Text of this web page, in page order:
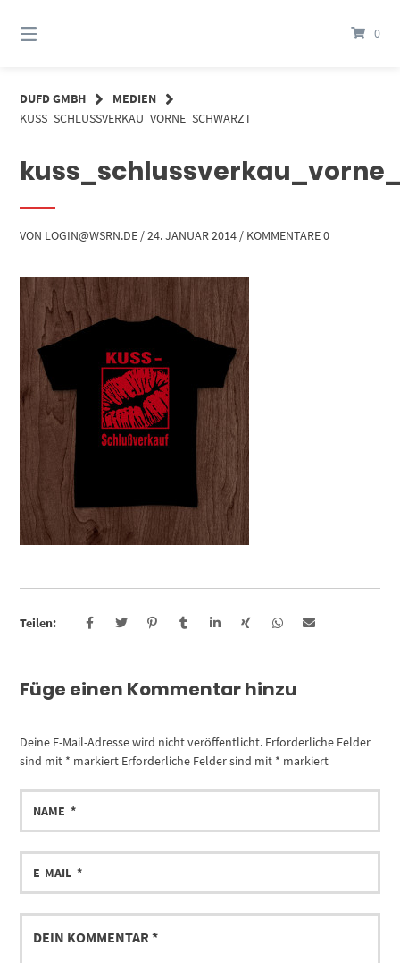
zum
Inhalt
0
DUFD GMBH
MEDIEN
KUSS_SCHLUSSVERKAU_VORNE_SCHWARZT
VON LOGIN@WSRN.DE /24. JANUAR 2014 / KOMMENTARE 0
Teilen:
Füge einen Kommentar hinzu
Deine E-Mail-Adresse wird nicht veröffentlicht. Erforderliche Felder
sind mit * markiert Erforderliche Felder sind mit * markiert